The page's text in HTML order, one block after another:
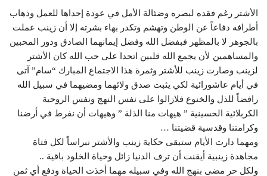
الأشتر رغم فقده لبصره وضئالة الأمل في عودة إحداها للعمل وذهاب
أطرافه دفاعاً عن الوطن وتهشم وتكدر بهاء بشرته إلا أن زينب عملت
بالجوهر لا بالمظهر فبفضل الله وفضل إيمانهما الصادق ودور المحبين
والمساهمين لأن يجمع الله قلبين اتحدا على حب الله كان الأشتر
لزينب وصارت زينب للأشتر وثمرة هذا الاجتماع المبارك “سام” آتى
في أيام عاشورائية لكي يثبت صدق ولائهما ومضيهما في سبيل الله
رافضاً للذل والخنوع فلازالوا على نفس النهج ونفس الروحية
الكربلائية الحسينية ” هيهات منا الذلة ” وهيهات أن نفرط في أرضنا
وكرامتنا وقدسية قضيتنا …
ومهما دارت الأيام ستبقى حكاية زينب والأشتر نبراساً لكل فتاة
مجاهدة زينبية أيقنت أن ترف الدنيا زائل وحياة الخلود باقية ..
ولكل حر مضى بنهج الله وفي سبيله مهما أخذت الحياة ودفع أي ثمن